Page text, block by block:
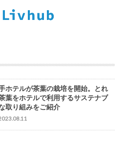
ホテルが茶葉の栽培を開始。とれ
葉をホテルで利用するサステナブ
取り組みをご紹介